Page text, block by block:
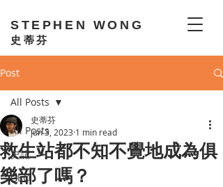
STEPHEN WONG
史蒂芬
Post
All Posts
史記
GEO
All Posts
救生站都不知不覺地成為俱
樂部了嗎？
史蒂芬
Jun 3, 2023 1 min read